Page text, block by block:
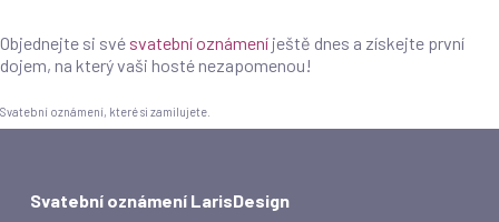
Objednejte si své svatební oznámení ještě dnes a získejte první
dojem, na který vaši hosté nezapomenou!
Svatební oznámení, které si zamilujete.
Svatební oznámení LarisDesign